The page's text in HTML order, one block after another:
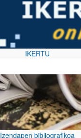
IKERTU
Izendapen bibliografikoa